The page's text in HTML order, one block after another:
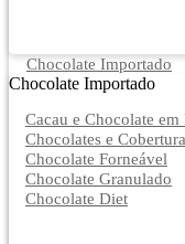
Chocolate Importado
Chocolate Importado
Cacau e Chocolate em
Chocolates e
Chocolate Forneável
Chocolate Granulado
Chocolate Diet